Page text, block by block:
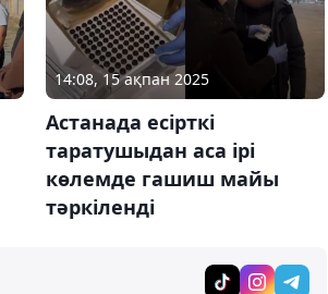
14:08, 15 ақпан 2025
Астанада есірткі
таратушыдан аса ірі
көлемде гашиш майы
тәркіленді